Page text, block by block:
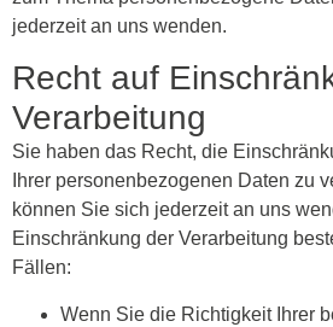
jederzeit an uns wenden.
Recht auf
Verarbeitung
Sie haben das Recht, die
Ihrer personenbezogenen Daten zu
können Sie sich jederzeit an uns
Einschränkung der Verarbeitung
Fällen:
Wenn Sie die Richtigkeit Ihrer